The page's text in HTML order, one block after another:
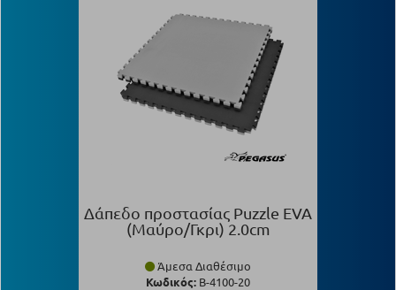
Δάπεδο προστασίας Puzzle EVA
(Μαύρο/Γκρι) 2.0cm
Άμεσα Διαθέσιμο
Κωδικός: Β-4100-20